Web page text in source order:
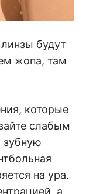
будут
жопа, там
которые
слабым
на ура.
а